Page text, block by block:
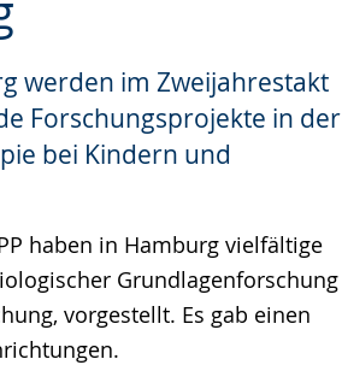
werden im Zweijahrestakt
Forschungsprojekte in der
bei Kindern und
haben in Hamburg vielfältige
Grundlagenforschung
vorgestellt. Es gab einen